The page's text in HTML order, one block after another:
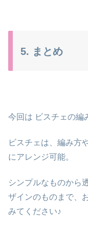
5. まとめ
今回は ビスチェの編
ビスチェは、編み方
にアレンジ可能。
シンプルなものから
ザインのものまで、
みてください♪